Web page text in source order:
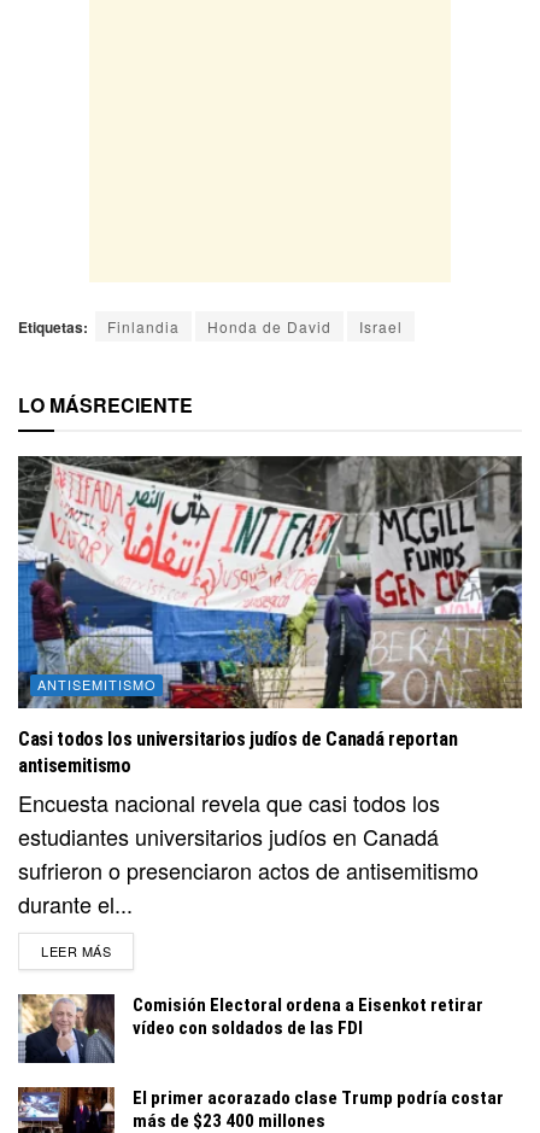
Etiquetas: Finlandia Honda de David Israel
LO MÁSRECIENTE
ANTISEMITISMO
Casi todos los universitarios judíos de Canadá reportan
antisemitismo
Encuesta nacional revela que casi todos los
estudiantes universitarios judíos en Canadá
sufrieron o presenciaron actos de antisemitismo
durante el...
LEER MÁSDETAILS
Comisión Electoral ordena a Eisenkot retirar
vídeo con soldados de las FDI
El primer acorazado clase Trump podría costar
más de $23 400 millones